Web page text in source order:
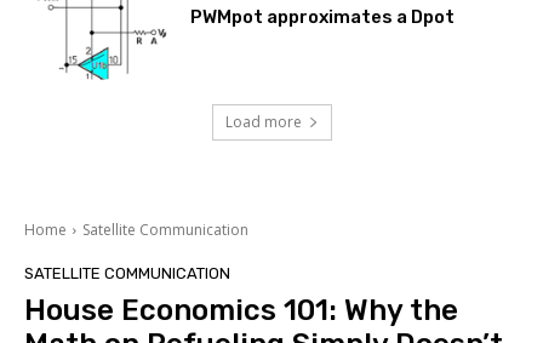
PWMpot approximates a Dpot
Load more